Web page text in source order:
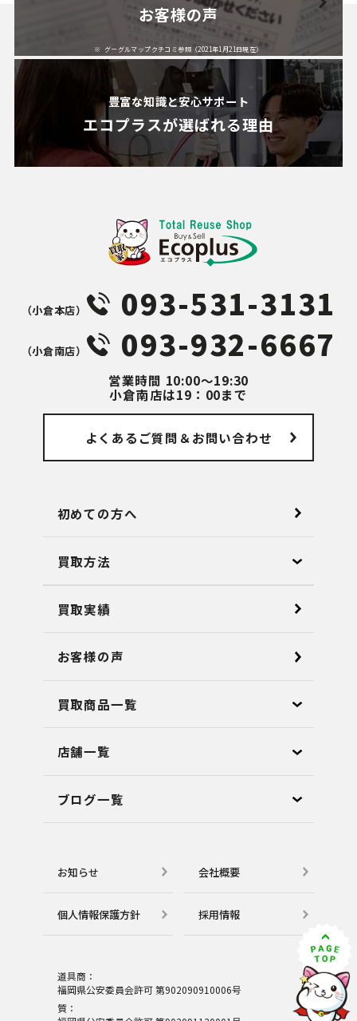
お客様の声
グーグルマップクチコミ参照（2021年1月21日現在）
豊富な知識と安心サポート
エコプラスが選ばれる理由
（⼩倉本店） 093-531-3131
（⼩倉南店） 093-932-6667
営業時間 10:00～19:30
小倉南店は19：00まで
よくあるご質問 ＆お問い合わせ
初めての方へ
買取方法
買取実績
お客様の声
買取商品一覧
店舗⼀覧
ブログ⼀覧
お知らせ 会社概要
個⼈情報保護⽅針 採用情報
道具商：
福岡県公安委員会許可 第902090910006号
質：